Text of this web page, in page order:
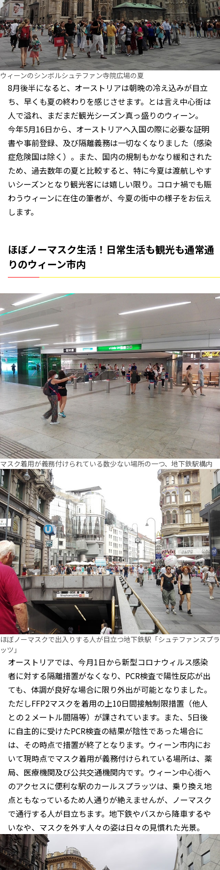
ウィーンのシンボルシュテファン寺院広場の夏
8月後半になると、オーストリアは朝晩の冷え込みが目立
ち、早くも夏の終わりを感じさせます。とは言え中心街は
人で溢れ、まだまだ観光シーズン真っ盛りのウィーン。
今年5月16日から、オーストリアへ入国の際に必要な証明
書や事前登録、及び隔離義務は一切なくなりました（感染
症危険国は除く）。また、国内の規制もかなり緩和された
ため、過去数年の夏と比較すると、特に今夏は渡航しやす
いシーズンとなり観光客には嬉しい限り。コロナ禍でも賑
わうウィーンに在住の筆者が、今夏の街中の様子をお伝え
します。
ほぼノーマスク生活！日常生活も観光も通常通
りのウィーン市内
マスク着用が義務付けられている数少ない場所の一つ、地下鉄駅構内
ほぼノーマスクで出入りする人が目立つ地下鉄駅「シュテファンスプラ
ッツ」
オーストリアでは、今月1日から新型コロナウィルス感染
者に対する隔離措置がなくなり、PCR検査で陽性反応が出
ても、体調が良好な場合に限り外出が可能となりました。
ただしFFP2マスクを着用の上10日間接触制限措置（他人
との２メートル間隔等）が課されています。また、5日後
に自主的に受けたPCR検査の結果が陰性であった場合に
は、その時点で措置が終了となります。ウィーン市内にお
いて現時点でマスク着用が義務付けられている場所は、薬
局、医療機関及び公共交通機関内です。ウィーン中心街へ
のアクセスに便利な駅のカールスプラッツは、乗り換え地
点ともなっているため人通りが絶えませんが、ノーマスク
で通行する人が目立ちます。地下鉄やバスから降車するや
いなや、マスクを外す人々の姿は日々の見慣れた光景。